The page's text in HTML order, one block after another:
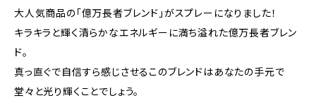
大人気商品の「億万長者ブレンド」がスプレーになりました！
キラキラと輝く清らかなエネルギーに満ち溢れた億万長者ブレン
ド。
真っ直ぐで自信すら感じさせるこのブレンドはあなたの手元で
堂々と光り輝くことでしょう。